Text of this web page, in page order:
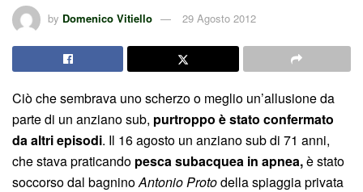
by Domenico Vitiello 29 Agosto 2012
Ciò che sembrava uno scherzo o meglio un’allusione da
parte di un anziano sub, purtroppo è stato confermato
da altri episodi. Il 16 agosto un anziano sub di 71 anni,
che stava praticando pesca subacquea in apnea,è stato
soccorso dal bagninoAntonio Protodella spiaggia privata